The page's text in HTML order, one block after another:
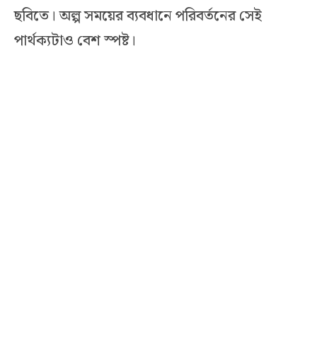
ছবিতে। অল্প সময়ের ব্যবধানে পরিবর্তনের সেই
পার্থক্যটাও বেশ স্পষ্ট।